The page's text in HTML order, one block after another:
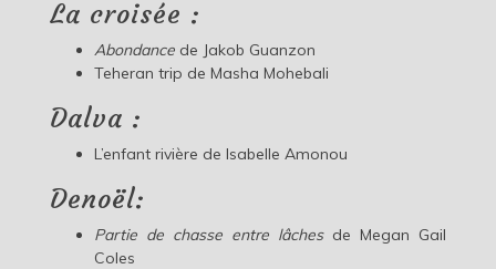
La croisée :
Abondancede Jakob Guanzon
Teheran trip de Masha Mohebali
Dalva :
L’enfant rivière de Isabelle Amonou
Denoël:
Partie de chasse entre lâchesde Megan Gail
Coles